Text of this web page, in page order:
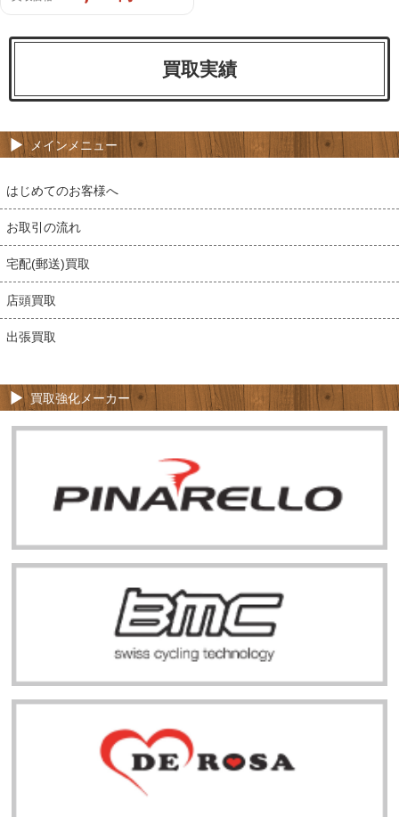
買取実績
メインメニュー
はじめてのお客様へ
お取引の流れ
宅配(郵送)買取
店頭買取
出張買取
買取強化メーカー